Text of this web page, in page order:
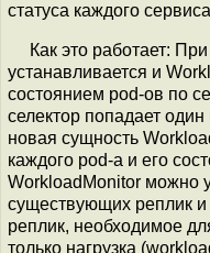
статуса каждого
Как это работает:
устанавливается и
состоянием pod-ов по
селектор попадает
новая сущность
каждого pod-а и его
WorkloadMonitor можно
существующих реплик
реплик, необходимое
только нагрузка